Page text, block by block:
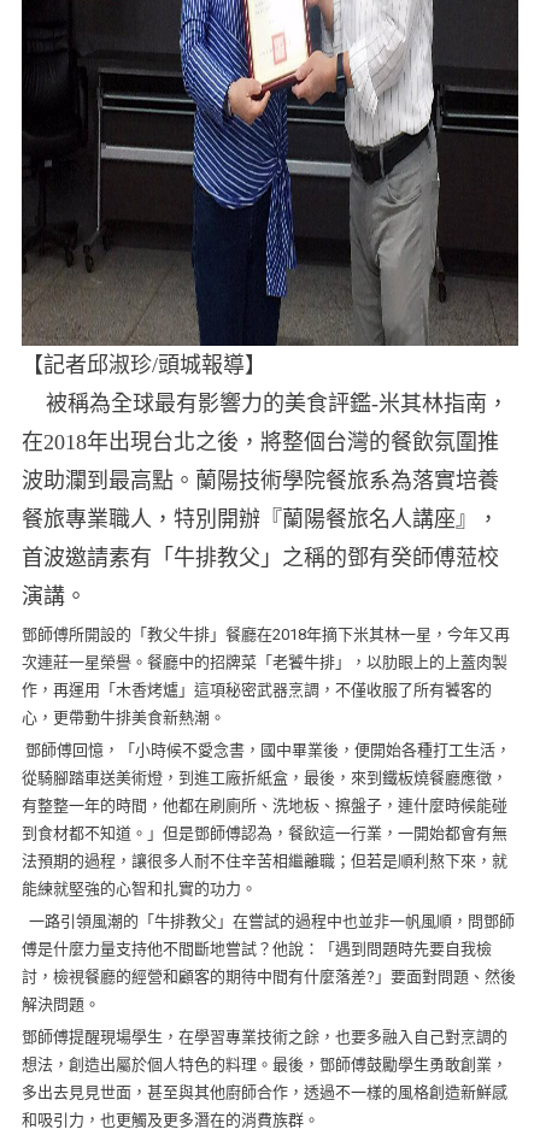
【記者邱淑珍/頭城報導】
被稱為全球最有影響力的美食評鑑-米其林指南，
在2018年出現台北之後，將整個台灣的餐飲氛圍推
波助瀾到最高點。 蘭陽技術學院餐旅系為落實培養
餐旅專業職人，特別開辦『 蘭陽餐旅名人講座』，
首波邀請素有「牛排教父」 之稱的鄧有癸師傅蒞校
演講。
鄧師傅所開設的「教父牛排」餐廳在2018年摘下米其林一星，今年又再
次連莊一星榮譽。 餐廳中的招牌菜「老饕牛排」，以肋眼上的上蓋肉製
作，再運用「 木香烤爐」這項秘密武器烹調，不僅收服了所有饕客的
心， 更帶動牛排美食新熱潮。
鄧師傅回憶，「小時候不愛念書，國中畢業後， 便開始各種打工生活，
從騎腳踏車送美術燈，到進工廠折紙盒， 最後，來到鐵板燒餐廳應徵，
有整整一年的時間，他都在刷廁所、 洗地板、擦盤子，連什麼時候能碰
到食材都不知道。」 但是鄧師傅認為，餐飲這一行業，一開始都會有無
法預期的過程， 讓很多人耐不住辛苦相繼離職；但若是順利熬下來， 就
能練就堅強的心智和扎實的功力。
一路引領風潮的「牛排教父」在嘗試的過程中也並非一帆風順， 問鄧師
傅是什麼力量支持他不間斷地嘗試？他說：「 遇到問題時先要自我檢
討， 檢視餐廳的經營和顧客的期待中間有什麼落差?」要面對問題、 然後
解決問題。
鄧師傅提醒現場學生，在學習專業技術之餘， 也要多融入自己對烹調的
想法，創造出屬於個人特色的料理。最後， 鄧師傅鼓勵學生勇敢創業，
多出去見見世面，甚至與其他廚師合作， 透過不一樣的風格創造新鮮感
和吸引力， 也更觸及更多潛在的消費族群。